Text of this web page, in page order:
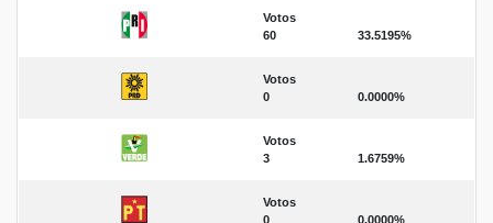
Votos
60
33.5195%
Votos
0
0.0000%
Votos
3
1.6759%
Votos
0
0.0000%